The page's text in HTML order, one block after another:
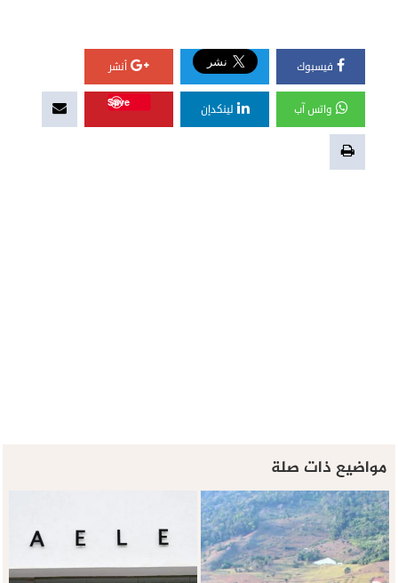
فيسبوك أنشر
واتس آب لينكدإن
Save
مواضيع ذات صلة